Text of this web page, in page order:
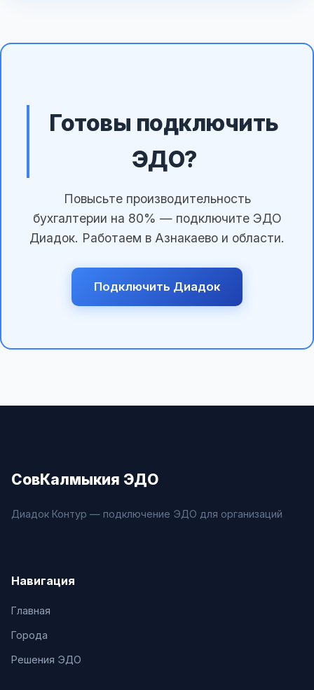
Готовы подключить
ЭДО?
Повысьте производительность
бухгалтерии на 80% — подключите ЭДО
Диадок. Работаем в Азнакаево и области.
Подключить Диадок
СовКалмыкия ЭДО
Диадок Контур — подключение ЭДО для организаций
Навигация
Главная
Города
Решения ЭДО